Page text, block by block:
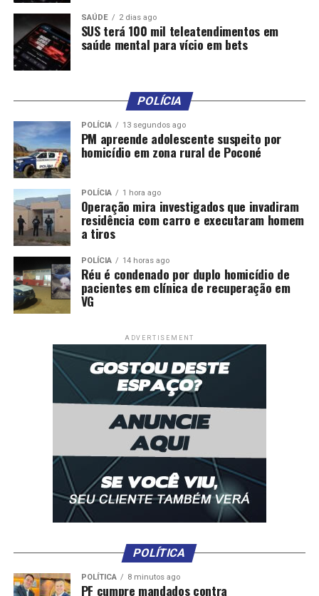
SAÚDE 2 dias ago
SUS terá 100 mil teleatendimentos em
saúde mental para vício em bets
POLÍCIA
POLÍCIA 13 segundos ago
PM apreende adolescente suspeito por
homicídio em zona rural de Poconé
POLÍCIA 1 hora ago
Operação mira investigados que invadiram
residência com carro e executaram homem
a tiros
POLÍCIA 14 horas ago
Réu é condenado por duplo homicídio de
pacientes em clínica de recuperação em
VG
ADVERTISEMENT
POLÍTICA
POLÍTICA 8 minutos ago
PF cumpre mandados contra